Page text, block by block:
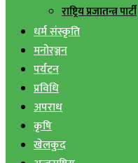
राष्ट्रिय प्रजातन्त्र पार्टी
धर्म संस्कृति
मनोरञ्जन
पर्यटन
प्रविधि
अपराध
कृषि
खेलकुद